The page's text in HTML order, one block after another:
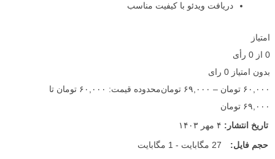
دریافت ویدئو با کیفیت مناسب
امتیاز
0 از 0 رأی
بدون امتیاز 0 رای
۶۰,۰۰۰ تومان – ۶۹,۰۰۰ تومان
محدوده قیمت: ۶۰,۰۰۰ تومان تا
۶۹,۰۰۰ تومان
تاریخ انتشار: ۴ مهر ۱۴۰۳
حجم فایل:
27 مگابایت - 1 مگابایت